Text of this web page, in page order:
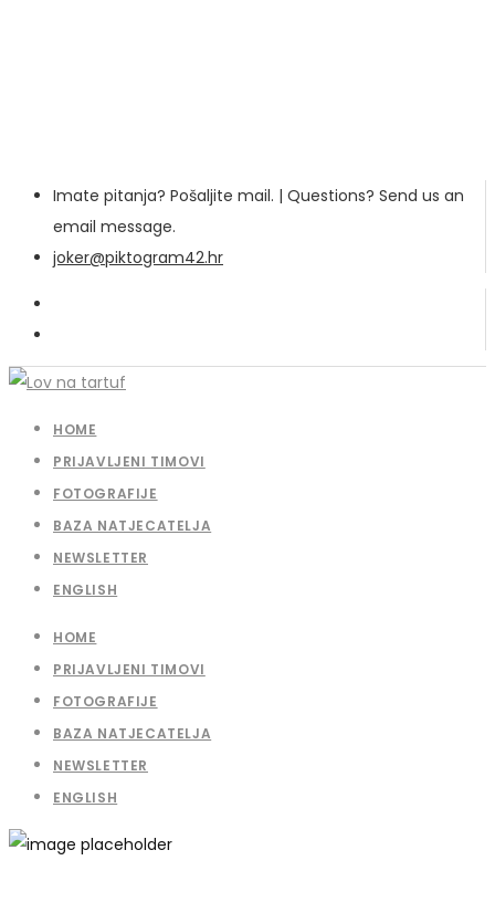
Imate pitanja? Pošaljite mail. | Questions? Send us an
email message.
joker@piktogram42.hr
HOME
PRIJAVLJENI TIMOVI
FOTOGRAFIJE
BAZA NATJECATELJA
NEWSLETTER
ENGLISH
HOME
PRIJAVLJENI TIMOVI
FOTOGRAFIJE
BAZA NATJECATELJA
NEWSLETTER
ENGLISH